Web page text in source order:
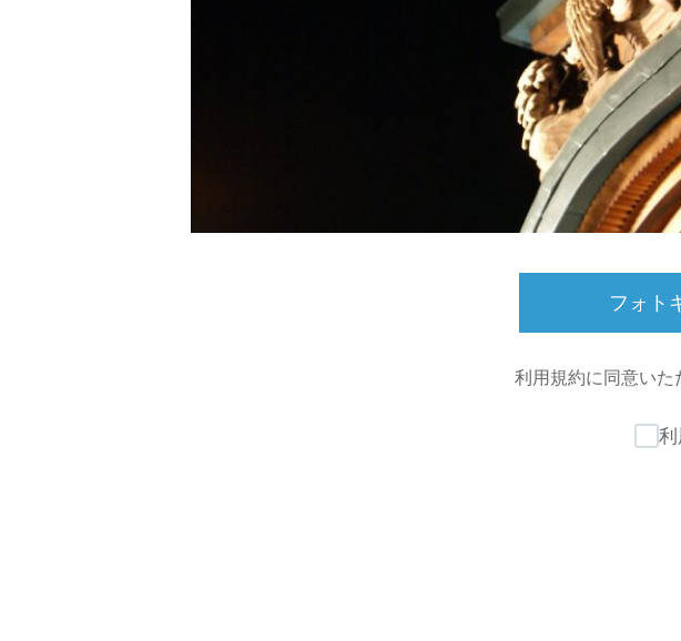
フォト
利用規約に同意いた